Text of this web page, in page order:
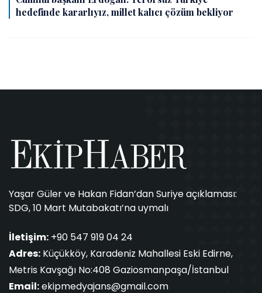
hedefinde kararlıyız, millet kalıcı çözüm bekliyor
Yaşar Güler ve Hakan Fidan’dan Suriye açıklaması:
SDG, 10 Mart Mutabakatı’na uymalı
İletişim: +90 547 919 04 24
Adres: Küçükköy, Karadeniz Mahallesi Eski Edirne,
Metris Kavşağı No:408 Gaziosmanpaşa/İstanbul
Email:ekipmedyajans@gmail.com